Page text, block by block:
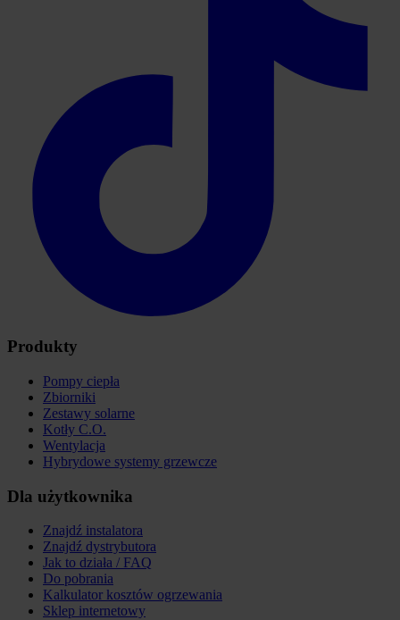
Produkty
Pompy ciepła
Zbiorniki
Zestawy solarne
Kotły C.O.
Wentylacja
Hybrydowe systemy grzewcze
Dla użytkownika
Znajdź instalatora
Znajdź dystrybutora
Jak to działa / FAQ
Do pobrania
Kalkulator kosztów ogrzewania
Sklep internetowy